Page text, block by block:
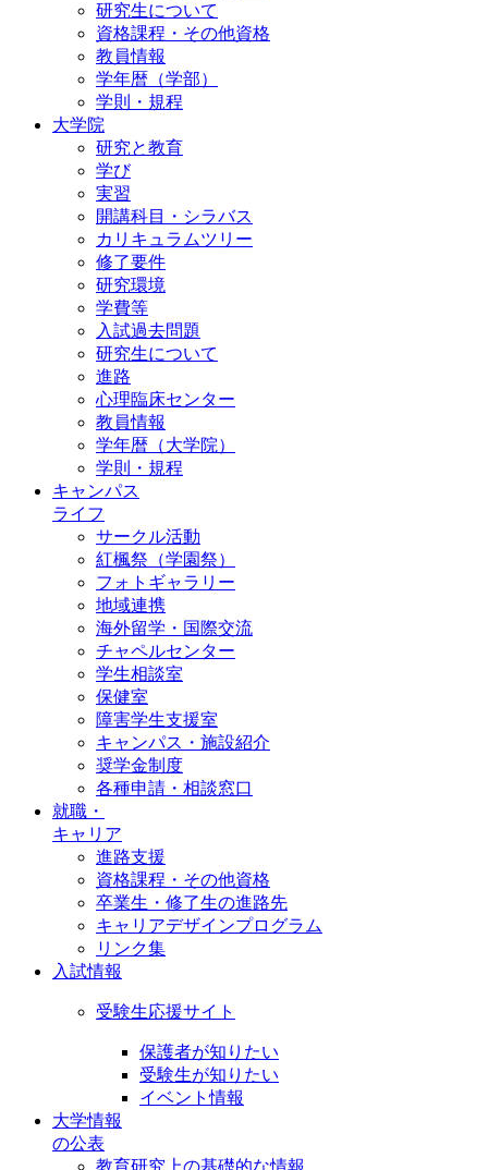
研究生について
資格課程・その他資格
教員情報
学年暦（学部）
学則・規程
大学院
研究と教育
学び
実習
開講科目・シラバス
カリキュラムツリー
修了要件
研究環境
学費等
入試過去問題
研究生について
進路
心理臨床センター
教員情報
学年暦（大学院）
学則・規程
キャンパス
ライフ
サークル活動
紅楓祭（学園祭）
フォトギャラリー
地域連携
海外留学・国際交流
チャペルセンター
学生相談室
保健室
障害学生支援室
キャンパス・施設紹介
奨学金制度
各種申請・相談窓口
就職・
キャリア
進路支援
資格課程・その他資格
卒業生・修了生の進路先
キャリアデザインプログラム
リンク集
入試情報
受験生応援サイト
保護者が知りたい
受験生が知りたい
イベント情報
大学情報
の公表
教育研究上の基礎的な情報